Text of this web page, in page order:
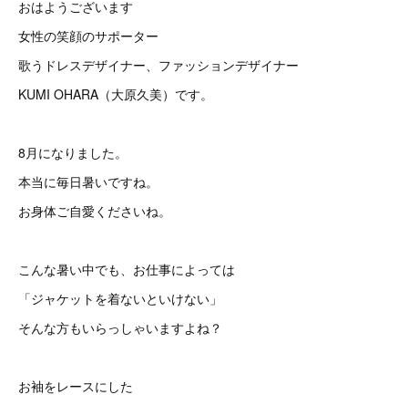
おはようございます
女性の笑顔のサポーター
歌うドレスデザイナー、ファッションデザイナー
KUMI OHARA（大原久美）です。
8月になりました。
本当に毎日暑いですね。
お身体ご自愛くださいね。
こんな暑い中でも、お仕事によっては
「ジャケットを着ないといけない」
そんな方もいらっしゃいますよね？
お袖をレースにした